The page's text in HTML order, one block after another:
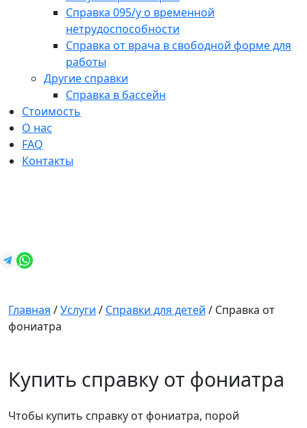
Справка 095/у о временной
нетрудоспособности
Справка от врача в свободной форме для
работы
Другие справки
Справка в бассейн
Стоимость
О нас
FAQ
Контакты
Главная /Услуги / Справки для детей / Справка от
фониатра
Купить справку от фониатра
Чтобы купить справку от фониатра, порой